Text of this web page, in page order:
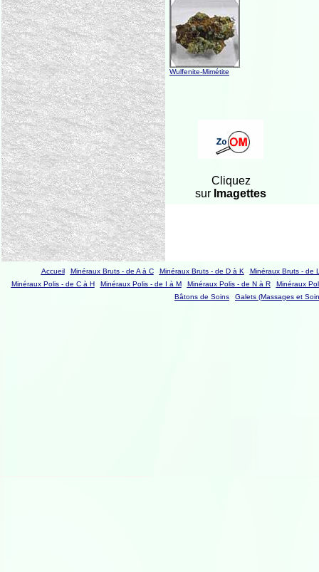
Wulfenite-Mimétite
Cliquez
sur Imagettes
Accueil Minéraux Bruts - de A à C Minéraux Bruts - de D à K
Minéraux Bruts - de
Minéraux Polis - de C à H
Minéraux Polis - de I à M Minéraux Polis - de N à R
Minéraux
Bâtons de Soins
Galets (Massages et